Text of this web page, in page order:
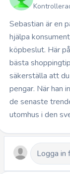
Sebastian är en
hjälpa
köpbeslut. Här
bästa
säkerställa att
pengar. När han
de senaste
utomhus i den